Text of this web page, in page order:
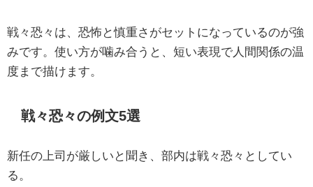
戦々恐々は、恐怖と慎重さがセットになっているのが強
みです。使い方が噛み合うと、短い表現で人間関係の温
度まで描けます。
戦々恐々の例文5選
新任の上司が厳しいと聞き、部内は戦々恐々としてい
る。